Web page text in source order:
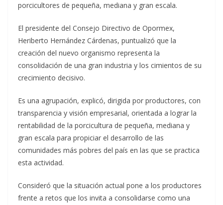
porcicultores de pequeña, mediana y gran escala.
El presidente del Consejo Directivo de Opormex,
Heriberto Hernández Cárdenas, puntualizó que la
creación del nuevo organismo representa la
consolidación de una gran industria y los cimientos de su
crecimiento decisivo.
Es una agrupación, explicó, dirigida por productores, con
transparencia y visión empresarial, orientada a lograr la
rentabilidad de la porcicultura de pequeña, mediana y
gran escala para propiciar el desarrollo de las
comunidades más pobres del país en las que se practica
esta actividad.
Consideró que la situación actual pone a los productores
frente a retos que los invita a consolidarse como una